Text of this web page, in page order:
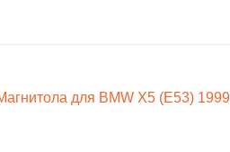
для BMW X5 (E53)